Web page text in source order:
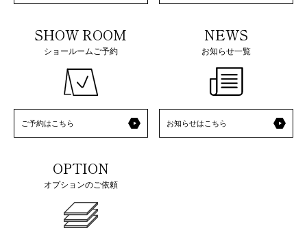
SHOW ROOM
ショールームご予約
ご予約はこちら
NEWS
お知らせ一覧
お知らせはこちら
OPTION
オプションのご依頼